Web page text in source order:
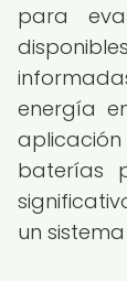
para
energía
baterías
un